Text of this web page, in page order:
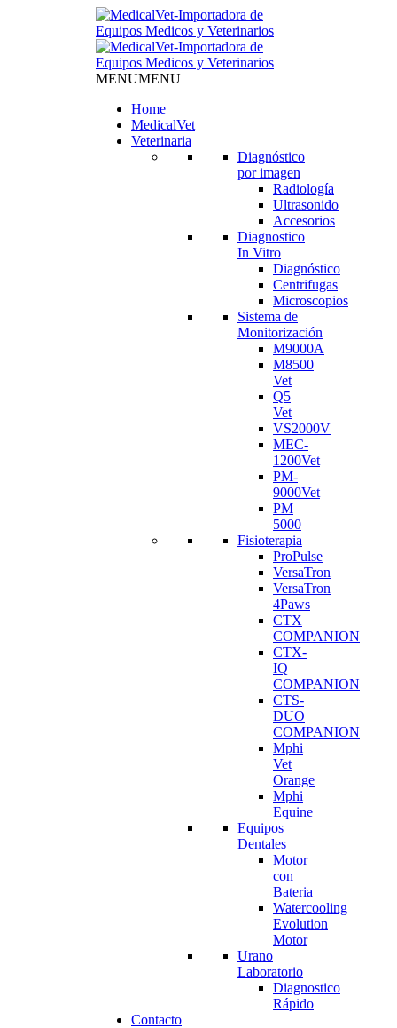
MENUMENU
Home
MedicalVet
Veterinaria
Diagnóstico
por imagen
Radiología
Ultrasonido
Accesorios
Diagnostico
In Vitro
Diagnóstico
Centrifugas
Microscopios
Sistema de
Monitorización
M9000A
M8500
Vet
Q5
Vet
VS2000V
MEC-
1200Vet
PM-
9000Vet
PM
5000
Fisioterapia
ProPulse
VersaTron
VersaTron
4Paws
CTX
COMPANION
CTX-
IQ
COMPANION
CTS-
DUO
COMPANION
Mphi
Vet
Orange
Mphi
Equine
Equipos
Dentales
Motor
con
Bateria
Watercooling
Evolution
Motor
Urano
Laboratorio
Diagnostico
Rápido
Contacto